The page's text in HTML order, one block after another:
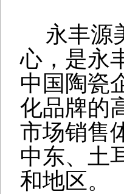
永丰源
心，是永
中国陶瓷
化品牌的
市场销售
中东、土
和地区。